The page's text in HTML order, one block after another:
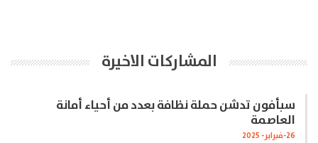
المشاركات الاخيرة
سبأفون تدشن حملة نظافة بعدد من أحياء أمانة
العاصمة
26-فبراير- 2025